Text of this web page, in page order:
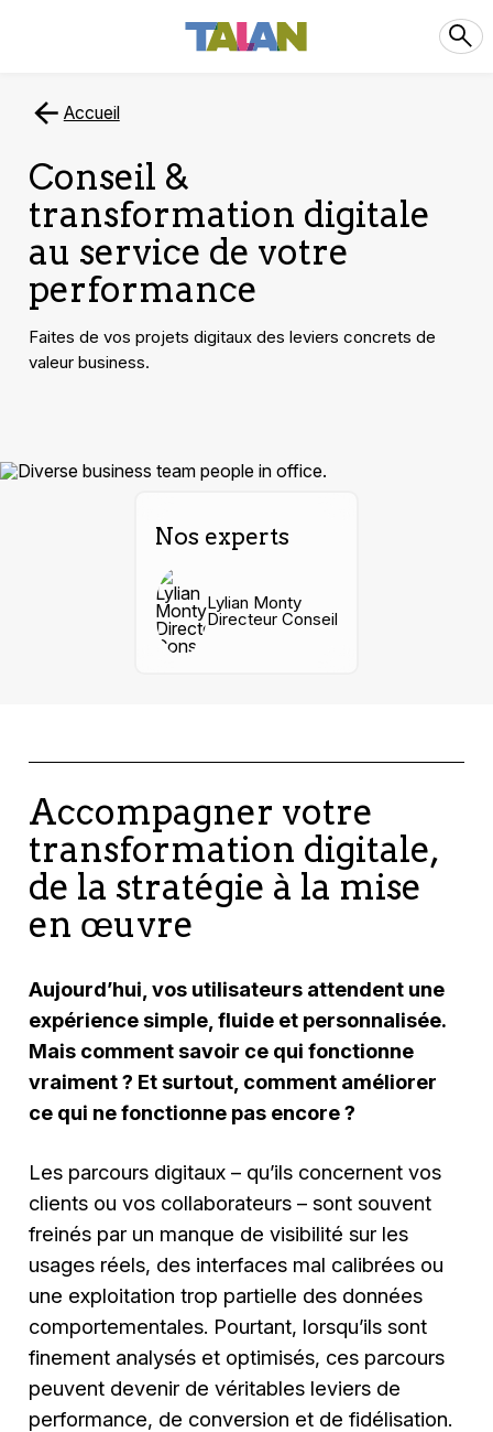
Accueil
Conseil &
transformation digitale
au service de votre
performance
Faites de vos projets digitaux des leviers concrets de
valeur business.
Nos experts
Lylian Monty
Directeur Conseil
Accompagner votre
transformation digitale,
de la stratégie à la mise
en œuvre
Aujourd’hui, vos utilisateurs attendent une
expérience simple, fluide et personnalisée.
Mais comment savoir ce qui fonctionne
vraiment ? Et surtout, comment améliorer
ce qui ne fonctionne pas encore ?
Les parcours digitaux – qu’ils concernent vos
clients ou vos collaborateurs – sont souvent
freinés par un manque de visibilité sur les
usages réels, des interfaces mal calibrées ou
une exploitation trop partielle des données
comportementales. Pourtant, lorsqu’ils sont
finement analysés et optimisés, ces parcours
peuvent devenir de véritables leviers de
performance, de conversion et de fidélisation.